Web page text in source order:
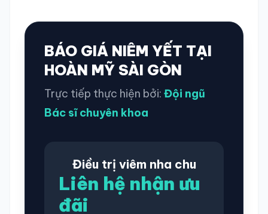
BÁO GIÁ NIÊM YẾT TẠI
HOÀN MỸ SÀI GÒN
Trực tiếp thực hiện bởi: Đội ngũ
Bác sĩ chuyên khoa
Điều trị viêm nha chu
Liên hệ nhận ưu
đãi